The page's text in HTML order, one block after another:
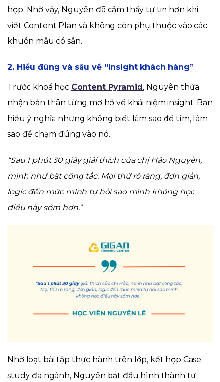
hợp. Nhờ vậy, Nguyên đã cảm thấy tự tin hơn khi
viết Content Plan và không còn phụ thuộc vào các
khuôn mẫu có sẵn.
2. Hiểu đúng và sâu về “insight khách hàng”
Trước khoá học Content Pyramid, Nguyên thừa
nhận bản thân từng mơ hồ về khái niệm insight. Bạn
hiểu ý nghĩa nhưng không biết làm sao để tìm, làm
sao để chạm đúng vào nó.
“Sau 1 phút 30 giây giải thích của chị Hảo Nguyễn,
mình như bật công tắc. Mọi thứ rõ ràng, đơn giản,
logic đến mức mình tự hỏi sao mình không học
điều này sớm hơn.”
Nhờ loạt bài tập thực hành trên lớp, kết hợp Case
study đa ngành, Nguyên bắt đầu hình thành tư